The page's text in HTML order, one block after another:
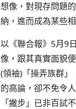
想像，對現存問題
納，進而成為某些
以《聯合報》5月9
像，跟其真實面貌
(領袖)「操弄族群
的高論，卻不免令
「撇步」已非百試